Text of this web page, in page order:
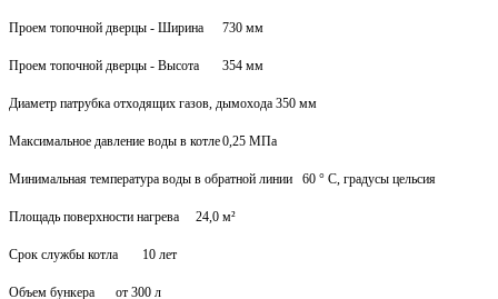
Проем топочной дверцы - Ширина 730 мм
Проем топочной дверцы - Высота 354 мм
Диаметр патрубка отходящих газов, дымохода 350 мм
Максимальное давление воды в котле0,25 МПа
Минимальная температура воды в обратной линии 60 ° C, градусы цельсия
Площадь поверхности нагрева 24,0 м²
Срок службы котла 10 лет
Объем бункера от 300 л